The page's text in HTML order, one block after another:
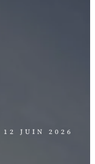
12 JUIN 2026